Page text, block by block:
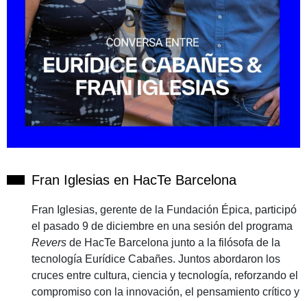
Fran Iglesias en HacTe Barcelona
Fran Iglesias, gerente de la Fundación Épica, participó
el pasado 9 de diciembre en una sesión del programa
Revers de HacTe Barcelona junto a la filósofa de la
tecnología Eurídice Cabañes. Juntos abordaron los
cruces entre cultura, ciencia y tecnología, reforzando el
compromiso con la innovación, el pensamiento crítico y